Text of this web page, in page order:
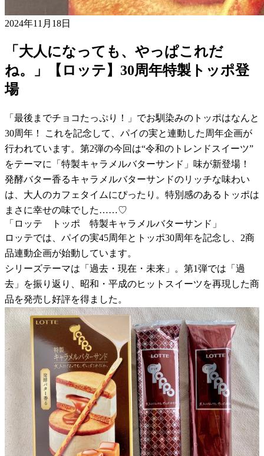
2024年11月18日
「大人になっても、やっぱこれだ
ね。」【ロッテ】30周年特製トッポ登
場
「最後までチョコたっぷり！」でお馴染みのトッポはなんと
30周年！ これを記念して、パイの実と連動した周年企画が
行われています。第2弾の今回は“令和のトレンドスイーツ”
をテーマに「特製キャラメルバターサンド」味が新登場！
発酵バター香るキャラメルバターサンドのリッチな味わい
は、大人のカフェタイムにぴったり。特別感のあるトッポは
まさに幸せの味でした……♡
「ロッテ トッポ 特製キャラメルバターサンド」
ロッテでは、パイの実45周年とトッポ30周年を記念し、2商
品連動企画が始動しています。
シリーズテーマは「過去・現在・未来」。第1弾では「過
去」を振り返り、昭和・平成のヒットスイーツを再現した商
品を発売し好評を得ました。